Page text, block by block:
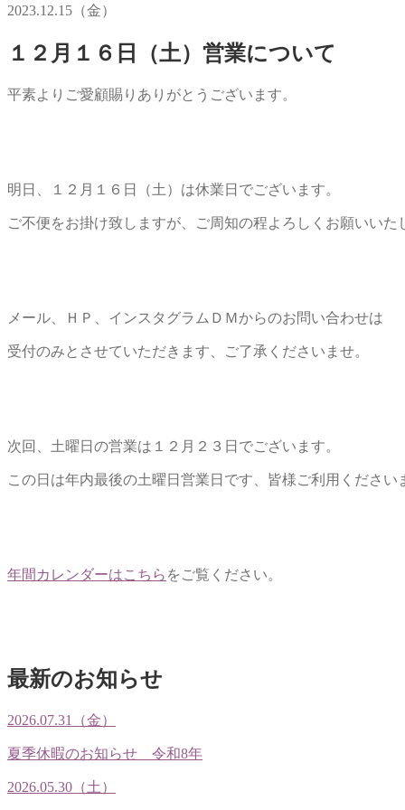
2023.12.15（金）
１２月１６日（土）営業について
平素よりご愛顧賜りありがとうございます。
明日、１２月１６日（土）は休業日でございます。
ご不便をお掛け致しますが、ご周知の程よろしくお願いいた
メール、ＨＰ、インスタグラムＤＭからのお問い合わせは
受付のみとさせていただきます、ご了承くださいませ。
次回、土曜日の営業は１２月２３日でございます。
この日は年内最後の土曜日営業日です、皆様ご利用ください
年間カレンダーはこちら をご覧ください。
最新のお知らせ
2026.07.31（金）
夏季休暇のお知らせ 令和8年
2026.05.30（土）